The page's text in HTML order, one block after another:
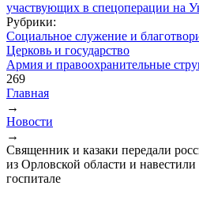
Рубрики:
Социальное служение и
Церковь и государство
Армия и правоохранительные
269
Вы здесь
Главная
→
Новости
→
Священник и казаки передали
из Орловской области и
госпитале